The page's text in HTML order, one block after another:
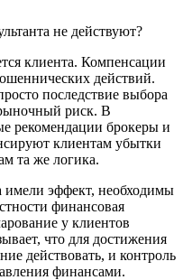
не действуют?
клиента. Компенсации
действий.
последствие выбора
риск. В
рекомендации брокеры и
клиентам убытки
та же логика.
имели эффект, необходимы
финансовая
у клиентов
что для достижения
действовать, и контроль
финансами.